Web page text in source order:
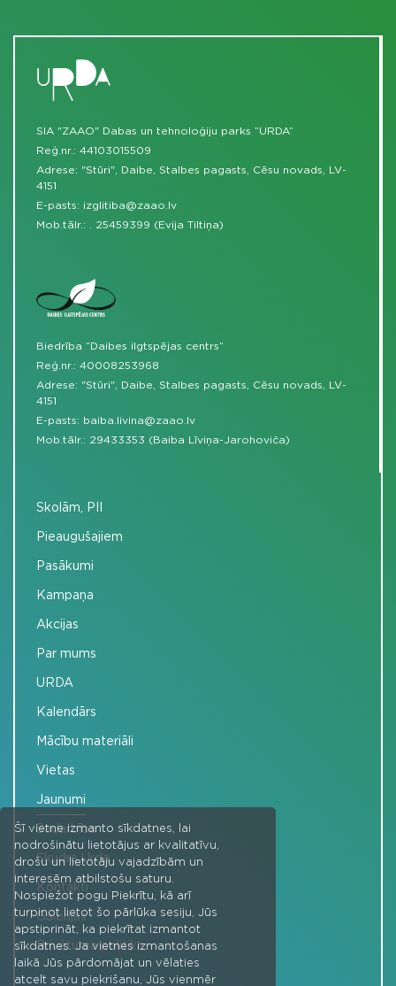
Šī vietne izmanto sīkdatnes, lai
nodrošinātu lietotājus ar kvalitatīvu,
drošu un lietotāju vajadzībām un
interesēm atbilstošu saturu.
Nospiežot pogu Piekrītu, kā arī
turpinot lietot šo pārlūka sesiju, Jūs
apstiprināt, ka piekrītat izmantot
sīkdatnes. Ja vietnes izmantošanas
laikā Jūs pārdomājat un vēlaties
atcelt savu piekrišanu, Jūs vienmēr
SIA "ZAAO" Dabas un tehnoloģiju parks “URDA”
Reģ.nr.: 44103015509
Adrese: "Stūri", Daibe, Stalbes pagasts, Cēsu novads, LV-
4151
E-pasts: izglitiba@zaao.lv
Mob.tālr.:
25459399 (Evija Tiltiņa)
Biedrība “Daibes ilgtspējas centrs”
Reģ.nr.: 40008253968
Adrese: "Stūri", Daibe, Stalbes pagasts, Cēsu novads, LV-
4151
E-pasts: baiba.livina@zaao.lv
Mob.tālr.: 29433353 (Baiba Līviņa-Jarohoviča)
Skolām, PII
Pieaugušajiem
Pasākumi
Kampaņa
Akcijas
Par mums
URDA
Kalendārs
Mācību materiāli
Vietas
Jaunumi
Sadarbība
Skudra Urda
Kontakti
Galerijas
Privātuma politika